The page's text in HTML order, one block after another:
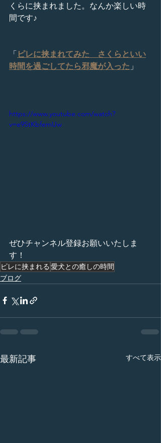
くらに挟まれました。なんか楽しい時
間です♪
「 ピレに挟まれてみた　さくらといい
時間を過ごしてたら邪魔が入った 」
https://www.youtube.com/watch?
v=e9StKbfemUw
ぜひチャンネル登録お願いいたしま
す！
ピレに挟まれる 愛犬との癒しの時間
ブログ
最新記事 すべて表示